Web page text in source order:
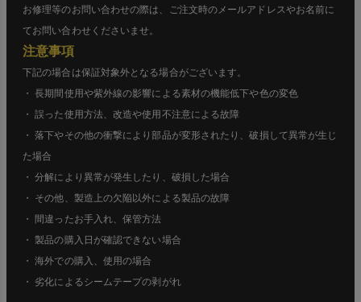
お修理等のお問い合わせの際は、ご注文時のメールアドレスやお名前に
てお問い合わせくださいませ。
注意事項
下記の場合は保証対象外となる場合がございます。
・ 長期間使用や紫外線の影響による素材の機能低下や色の変色
・ 誤った使用方法、改造や使用不注意による故障
・ 落下やその他の衝撃により部品が変形されたり、破損して異常が生じ
た場合
・ 分解により異常が発生したり、破損した場合
・ その他、製造上の欠陥以外による製品の故障
・ 間違ったお手入れ、保管方法
・ 製品の購入日が確認できない場合
・ 海外での購入、使用の場合
・ 劣化によるシームテープの剥がれ